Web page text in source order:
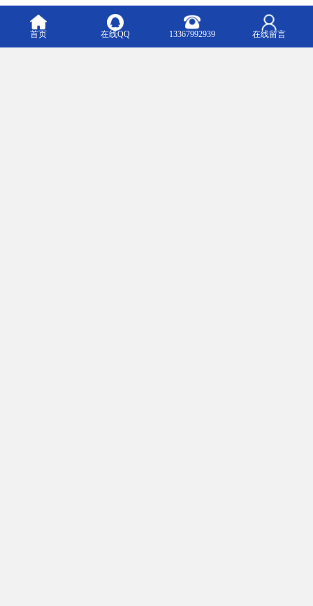
首页 在线QQ 13367992939 在线留言